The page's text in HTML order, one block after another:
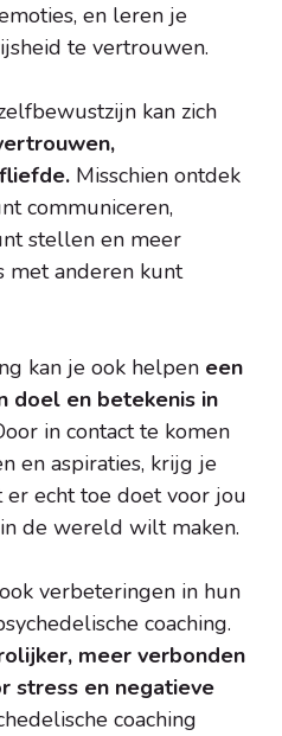
en leren je
te vertrouwen.
kan zich
Misschien ontdek
communiceren,
stellen en meer
met anderen kunt
kan je ook helpen een
doel en betekenis in
in contact te komen
en aspiraties, krijg je
echt toe doet voor jou
de wereld wilt maken.
verbeteringen in hun
coaching.
meer verbonden
stress en negatieve
coaching